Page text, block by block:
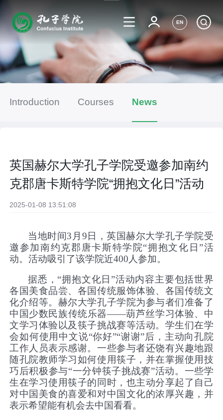
EN
Introduction Courses News
英国赫尔大学孔子学院受邀参加南约
克郡唐卡斯特学院“拥抱文化日”活动
2025-01-08 13:51:08
当地时间3月9日，英国赫尔大学孔子学院受
邀参加南约克郡唐卡斯特学院“拥抱文化日”活
动。活动吸引了该学院近400人参加。
据悉， “拥抱文化日”活动内容主要包括世界
各国美食品尝、各国传统服饰体验、各国传统文
化介绍等。赫尔大学孔子学院为参与者们准备了
中国少数民族传统乐器——葫芦丝学习体验、中
文学习体验以及筷子挑战赛等活动。 学生们在学
会如何使用中文说“你好”“谢谢”后，主动向孔院
工作人员表示感谢。一些参与者还饶有兴趣地跟
随孔院教师学习如何使用筷子，并在掌握使用技
巧后积极参与“一分钟筷子挑战赛”活动。一些学
生在学习使用筷子的同时，也主动分享起了自己
对中国美食的喜爱和对中国文化的浓厚兴趣，并
表示希望能有机会去中国看看。